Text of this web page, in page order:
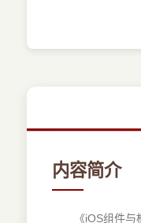
内容简介
《iOS组件与